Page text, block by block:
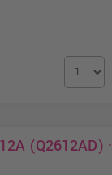
(Q2612AD) ·